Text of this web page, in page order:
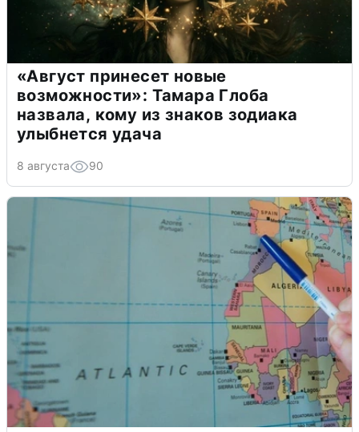
«Август принесет новые
возможности»: Тамара Глоба
назвала, кому из знаков зодиака
улыбнется удача
8 августа 90